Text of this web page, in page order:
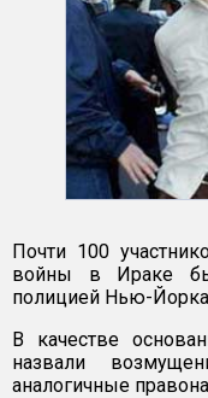
Почти 100
войны в Ираке
полицией Нью-
В качестве
назвали
аналогичные